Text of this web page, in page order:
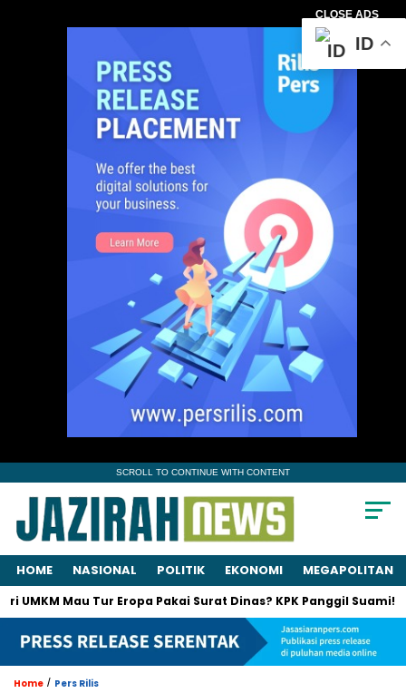
CLOSE ADS
SCROLL TO CONTINUE WITH CONTENT
HOME NASIONAL POLITIK EKONOMI MEGAPOLITAN
Tur Eropa Pakai Surat Dinas? KPK Panggil Suami!
Home / Pers Rilis
ID